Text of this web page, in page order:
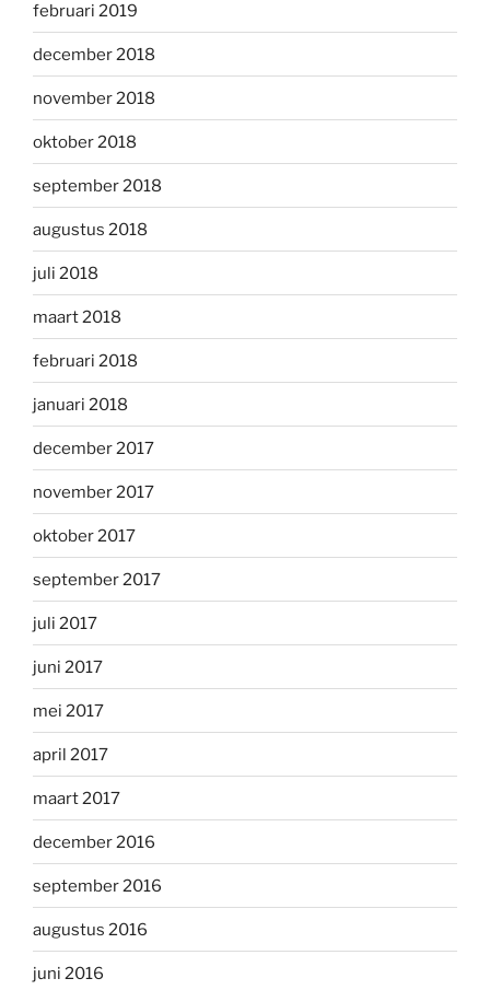
februari 2019
december 2018
november 2018
oktober 2018
september 2018
augustus 2018
juli 2018
maart 2018
februari 2018
januari 2018
december 2017
november 2017
oktober 2017
september 2017
juli 2017
juni 2017
mei 2017
april 2017
maart 2017
december 2016
september 2016
augustus 2016
juni 2016